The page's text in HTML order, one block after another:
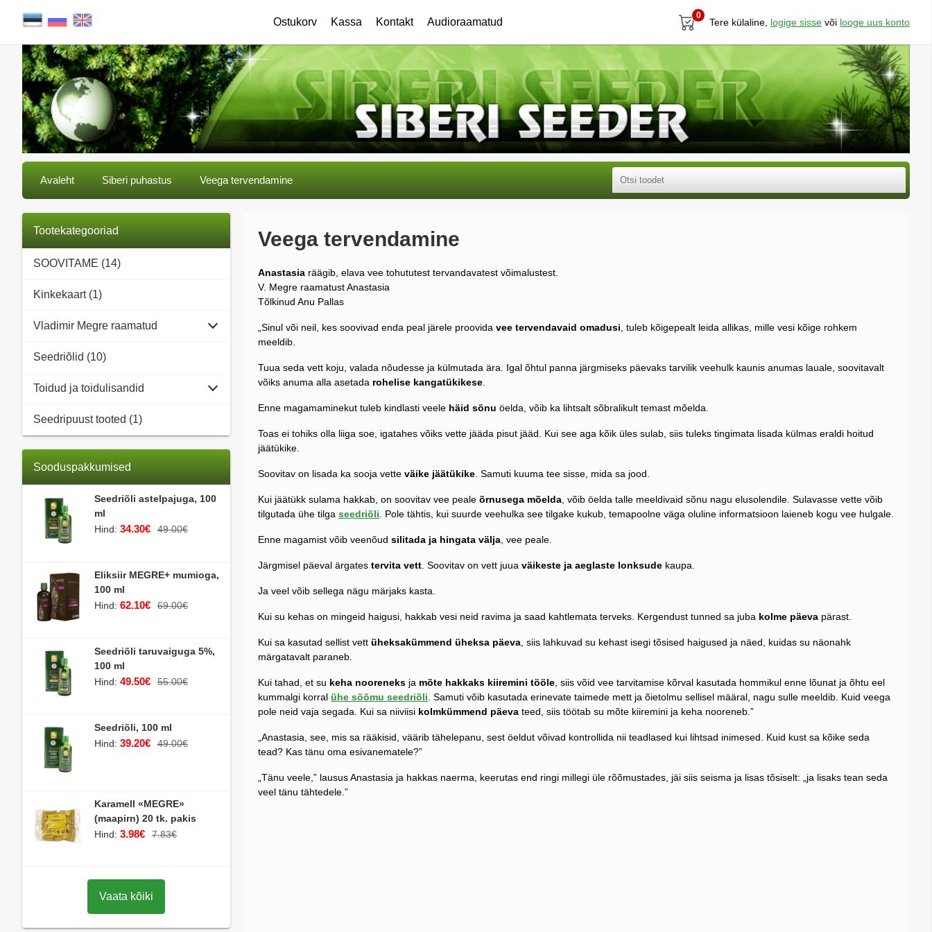
Ostukorv Kassa Kontakt Audioraamatud
0
Tere külaline, logige sisse või looge uus konto
Avaleht Siberi puhastus Veega tervendamine
Tootekategooriad
SOOVITAME (14)
Kinkekaart (1)
Vladimir Megre raamatud
Seedriõlid (10)
Toidud ja toidulisandid
Seedripuust tooted (1)
Sooduspakkumised
Seedriõli astelpajuga, 100
ml
Hind: 34.30€ 49.00€
Eliksiir MEGRE+ mumioga,
100 ml
Hind: 62.10€ 69.00€
Seedriõli taruvaiguga 5%,
100 ml
Hind: 49.50€ 55.00€
Seedriõli, 100 ml
Hind: 39.20€ 49.00€
Karamell «MEGRE»
(maapirn) 20 tk. pakis
Hind: 3.98€ 7.83€
Vaata kõiki
Veega tervendamine
Anastasia räägib, elava vee tohututest tervandavatest võimalustest.
V. Megre raamatust Anastasia
Tõlkinud Anu Pallas
„Sinul või neil, kes soovivad enda peal järele proovida vee tervendavaid omadusi , tuleb kõigepealt leida allikas, mille vesi kõige rohkem
meeldib.
Tuua seda vett koju, valada nõudesse ja külmutada ära. Igal õhtul panna järgmiseks päevaks tarvilik veehulk kaunis anumas lauale, soovitavalt
võiks anuma alla asetada rohelise kangatükikese
Enne magamaminekut tuleb kindlasti veele häid sõnu öelda, võib ka lihtsalt sõbralikult temast mõelda.
Toas ei tohiks olla liiga soe, igatahes võiks vette jääda pisut jääd. Kui see aga kõik üles sulab, siis tuleks tingimata lisada külmas eraldi hoitud
jäätükike.
Soovitav on lisada ka sooja vette väike jäätükike . Samuti kuuma tee sisse, mida sa jood.
Kui jäätükk sulama hakkab, on soovitav vee peale õrnusega mõelda , võib öelda talle meeldivaid sõnu nagu elusolendile. Sulavasse vette võib
tilgutada ühe tilga seedriõli . Pole tähtis, kui suurde veehulka see tilgake kukub, temapoolne väga oluline informatsioon laieneb kogu vee hulgale.
Enne magamist võib veenõud silitada ja hingata välja , vee peale.
Järgmisel päeval ärgates tervita vett . Soovitav on vett juua väikeste ja aeglaste lonksude kaupa.
Ja veel võib sellega nägu märjaks kasta.
Kui su kehas on mingeid haigusi, hakkab vesi neid ravima ja saad kahtlemata terveks. Kergendust tunned sa juba kolme päeva pärast.
Kui sa kasutad sellist vett üheksakümmend üheksa päeva , siis lahkuvad su kehast isegi tõsised haigused ja näed, kuidas su näonahk
märgatavalt paraneb.
Kui tahad, et su keha nooreneks ja mõte hakkaks kiiremini tööle , siis võid vee tarvitamise kõrval kasutada hommikul enne lõunat ja õhtu eel
kummalgi korral ühe sõõmu seedriõli . Samuti võib kasutada erinevate taimede mett ja õietolmu sellisel määral, nagu sulle meeldib. Kuid veega
pole neid vaja segada. Kui sa niiviisi kolmkümmend päeva teed, siis töötab su mõte kiiremini ja keha nooreneb.”
„Anastasia, see, mis sa rääkisid, väärib tähelepanu, sest öeldut võivad kontrollida nii teadlased kui lihtsad inimesed. Kuid kust sa kõike seda
tead? Kas tänu oma esivanematele?”
„Tänu veele,” lausus Anastasia ja hakkas naerma, keerutas end ringi millegi üle rõõmustades, jäi siis seisma ja lisas tõsiselt: „ja lisaks tean seda
veel tänu tähtedele.”